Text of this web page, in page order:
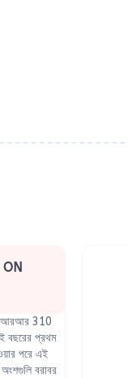
আরআর 310
বছরের প্রথম
পরে এই
বরাবর